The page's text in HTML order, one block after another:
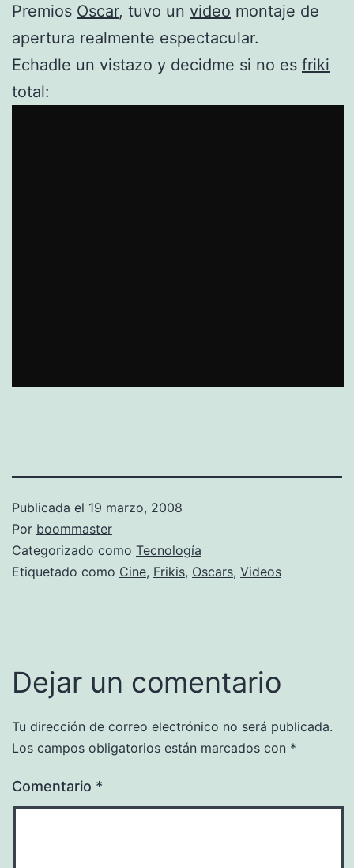
Premios Oscar, tuvo un video montaje de
apertura realmente espectacular.
Echadle un vistazo y decidme si no es friki
total:
Publicada el 19 marzo, 2008
Por boommaster
Categorizado como Tecnología
Etiquetado como Cine, Frikis, Oscars, Videos
Dejar un comentario
Tu dirección de correo electrónico no será publicada.
Los campos obligatorios están marcados con *
Comentario *